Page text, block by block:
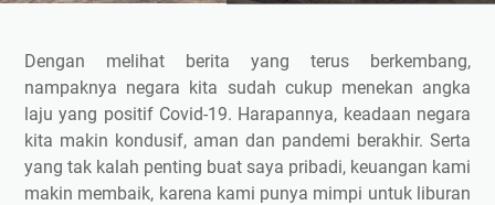
Dengan melihat berita yang terus berkembang,
nampaknya negara kita sudah cukup menekan angka
laju yang positif Covid-19. Harapannya, keadaan negara
kita makin kondusif, aman dan pandemi berakhir. Serta
yang tak kalah penting buat saya pribadi, keuangan kami
makin membaik, karena kami punya mimpi untuk liburan